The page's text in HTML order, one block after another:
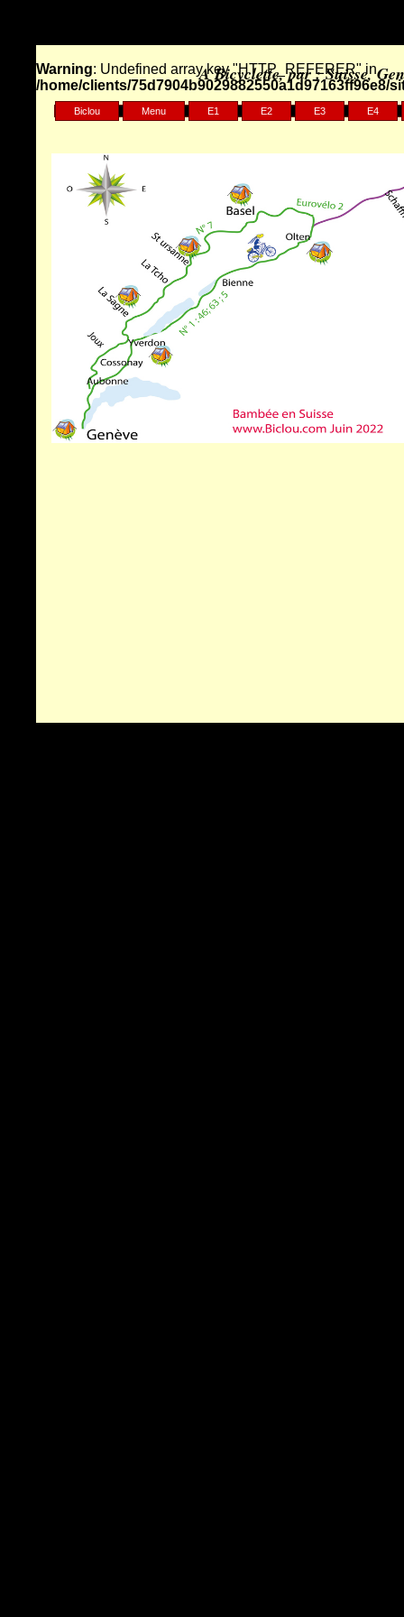
Warning: Undefined array key "HTTP_REFERER" in
/home/clients/
A Bicyclette, par : Suisse,
Biclou Menu E1 E2 E3 E4